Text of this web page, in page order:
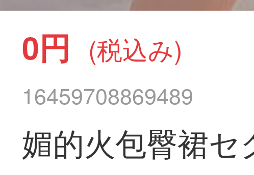
0円 (税込み)
16459708869489
媚的火包臀裙